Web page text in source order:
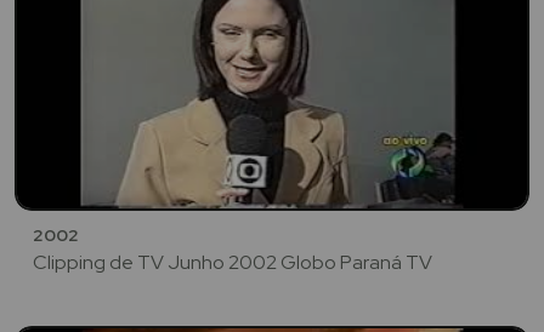
2002
Clipping de TV Junho 2002 Globo Paraná TV